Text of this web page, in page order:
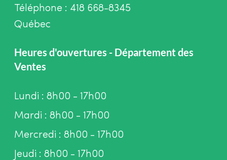
Téléphone : 418 668-8345
Québec
Heures d'ouvertures - Département des
Ventes
Lundi : 8h00 - 17h00
Mardi : 8h00 - 17h00
Mercredi : 8h00 - 17h00
Jeudi : 8h00 - 17h00